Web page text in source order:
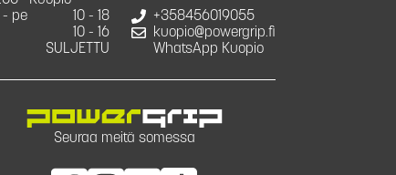
- pe
10 - 18
10 - 16
SULJETTU
+358456019055
kuopio@powergrip.fi
WhatsApp Kuopio
Seuraa meitä somessa